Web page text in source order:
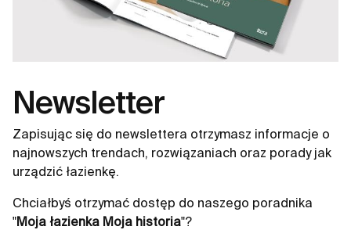
Newsletter
Zapisując się do newslettera otrzymasz informacje o
najnowszych trendach, rozwiązaniach oraz porady jak
urządzić łazienkę.
Chciałbyś otrzymać dostęp do naszego poradnika
"Moja łazienka Moja historia"?